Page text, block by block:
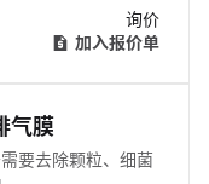
询价
加入报价单
气膜
需要去除颗粒、细菌